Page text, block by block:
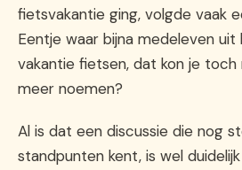
fietsvakantie ging, volgde vaak
Eentje waar bijna medeleven uit
vakantie fietsen, dat kon je toch
meer noemen?
Al is dat een discussie die nog
standpunten kent, is wel